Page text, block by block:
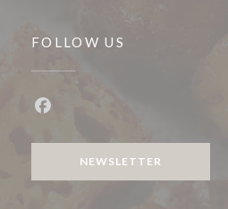
FOLLOW US
NEWSLETTER